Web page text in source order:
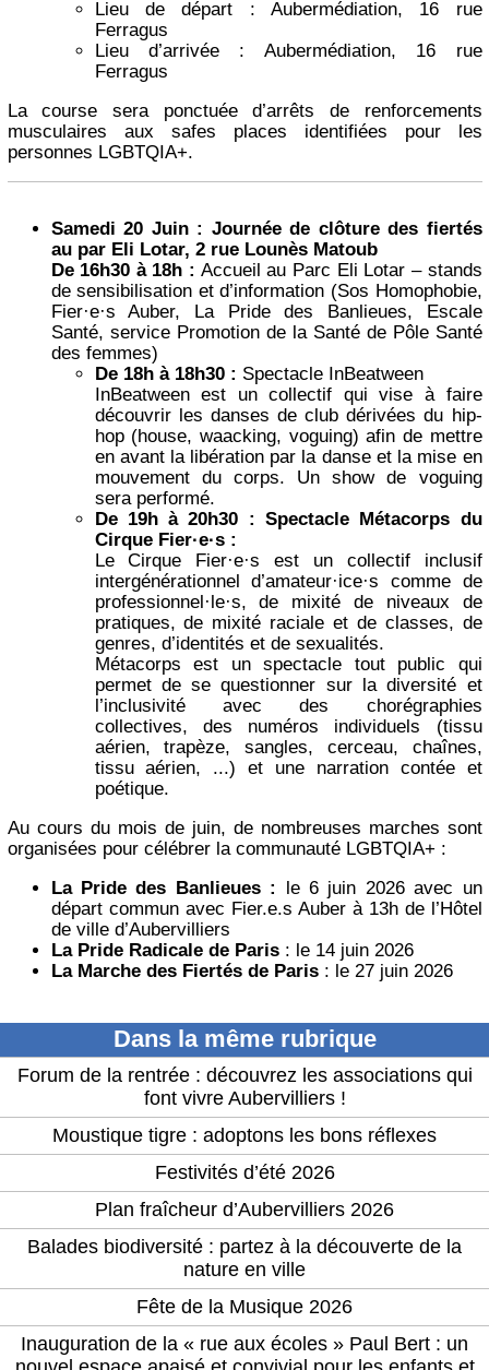
Lieu de départ : Aubermédiation, 16 rue
Ferragus
Lieu d’arrivée : Aubermédiation, 16 rue
Ferragus
La course sera ponctuée d’arrêts de renforcements
musculaires aux safes places identifiées pour les
personnes LGBTQIA+.
Samedi 20 Juin : Journée de clôture des fiertés
au par Eli Lotar, 2 rue Lounès Matoub
De 16h30 à 18h : Accueil au Parc Eli Lotar – stands
de sensibilisation et d’information (Sos Homophobie,
Fier·e·s Auber, La Pride des Banlieues, Escale
Santé, service Promotion de la Santé de Pôle Santé
des femmes)
De 18h à 18h30 : Spectacle InBeatween
InBeatween est un collectif qui vise à faire
découvrir les danses de club dérivées du hip-
hop (house, waacking, voguing) afin de mettre
en avant la libération par la danse et la mise en
mouvement du corps. Un show de voguing
sera performé.
De 19h à 20h30 : Spectacle Métacorps du
Cirque Fier·e·s :
Le Cirque Fier·e·s est un collectif inclusif
intergénérationnel d’amateur·ice·s comme de
professionnel·le·s, de mixité de niveaux de
pratiques, de mixité raciale et de classes, de
genres, d’identités et de sexualités.
Métacorps est un spectacle tout public qui
permet de se questionner sur la diversité et
l’inclusivité avec des chorégraphies
collectives, des numéros individuels (tissu
aérien, trapèze, sangles, cerceau, chaînes,
tissu aérien, ...) et une narration contée et
poétique.
Au cours du mois de juin, de nombreuses marches sont
organisées pour célébrer la communauté LGBTQIA+ :
La Pride des Banlieues :
le 6 juin 2026 avec un
départ commun avec Fier.e.s Auber à 13h de l’Hôtel
de ville d’Aubervilliers
La Pride Radicale de Paris: le 14 juin 2026
La Marche des Fiertés de Paris: le 27 juin 2026
Dans la même rubrique
Forum de la rentrée : découvrez les associations qui
font vivre Aubervilliers !
Moustique tigre : adoptons les bons réflexes
Festivités d’été 2026
Plan fraîcheur d’Aubervilliers 2026
Balades biodiversité : partez à la découverte de la
nature en ville
Fête de la Musique 2026
Inauguration de la « rue aux écoles » Paul Bert : un